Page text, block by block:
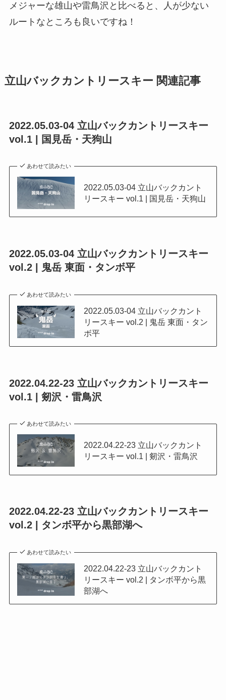
メジャーな雄山や雷鳥沢と比べると、人が少ない
ルートなところも良いですね！
立山バックカントリースキー 関連記事
2022.05.03-04 立山バックカントリースキー
vol.1 | 国見岳・天狗山
あわせて読みたい
2022.05.03-04 立山バックカント
リースキー vol.1 | 国見岳・天狗山
2022.05.03-04 立山バックカントリースキー
vol.2 | 鬼岳 東面・タンボ平
あわせて読みたい
2022.05.03-04 立山バックカント
リースキー vol.2 | 鬼岳 東面・タン
ボ平
2022.04.22-23 立山バックカントリースキー
vol.1 | 剱沢・雷鳥沢
あわせて読みたい
2022.04.22-23 立山バックカント
リースキー vol.1 | 剱沢・雷鳥沢
2022.04.22-23 立山バックカントリースキー
vol.2 | タンボ平から黒部湖へ
あわせて読みたい
2022.04.22-23 立山バックカント
リースキー vol.2 | タンボ平から黒
部湖へ